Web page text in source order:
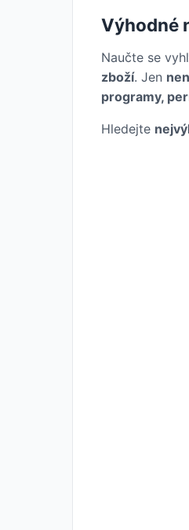
Výhodné
Naučte se
zboží. Jen
programy,
Hledejte